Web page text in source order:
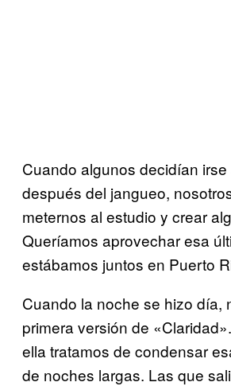
Cuando algunos decidían
después del jangueo,
meternos al estudio y crear
Queríamos aprovechar esa
estábamos juntos en Puerto
Cuando la noche se hizo día,
primera versión de
ella tratamos de condensar
de noches largas. Las que